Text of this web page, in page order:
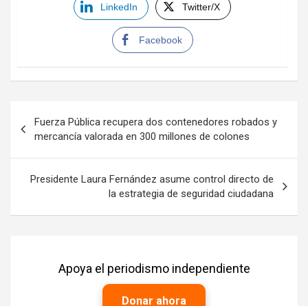
LinkedIn Twitter/X
Facebook
de
entradas
Fuerza Pública recupera dos contenedores robados y
mercancía valorada en 300 millones de colones
Presidente Laura Fernández asume control directo de
la estrategia de seguridad ciudadana
Apoya el periodismo independiente
Donar ahora